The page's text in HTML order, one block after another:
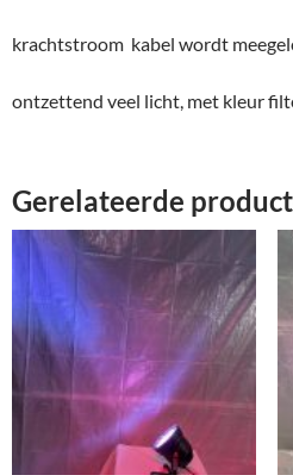
krachtstroom kabel wordt
ontzettend veel licht, met kleur
Gerelateerde